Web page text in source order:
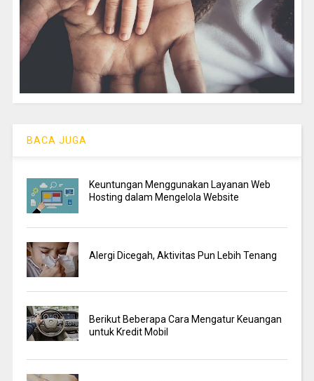
BACA JUGA
Keuntungan Menggunakan Layanan Web
Hosting dalam Mengelola Website
Alergi Dicegah, Aktivitas Pun Lebih Tenang
Berikut Beberapa Cara Mengatur Keuangan
untuk Kredit Mobil